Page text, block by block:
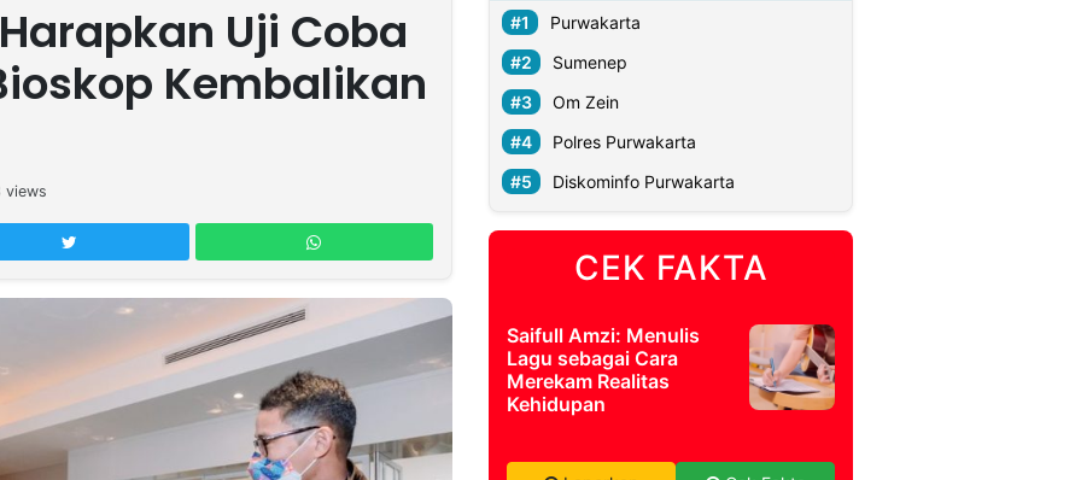
Uji Coba
Kembalikan
views
Purwakarta
Sumenep
Om Zein
Polres Purwakarta
Diskominfo Purwakarta
CEK FAKTA
Saifull Amzi: Menulis
Lagu sebagai Cara
Merekam Realitas
Kehidupan